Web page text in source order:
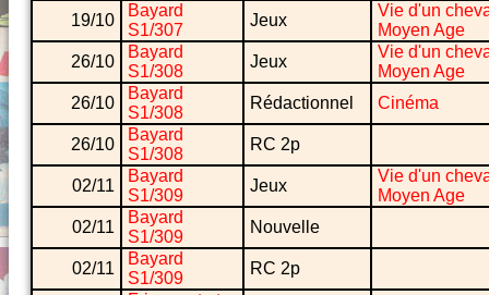
19/10
Bayard
S1/307
Jeux
Vie d'un
Moyen Age
26/10
Bayard
S1/308
Jeux
Vie d'un
Moyen Age
26/10
Bayard
S1/308
Rédactionnel Cinéma
26/10
Bayard
S1/308
RC 2p
02/11
Bayard
S1/309
Jeux
Vie d'un
Moyen Age
02/11
Bayard
S1/309
Nouvelle
02/11
Bayard
S1/309
RC 2p